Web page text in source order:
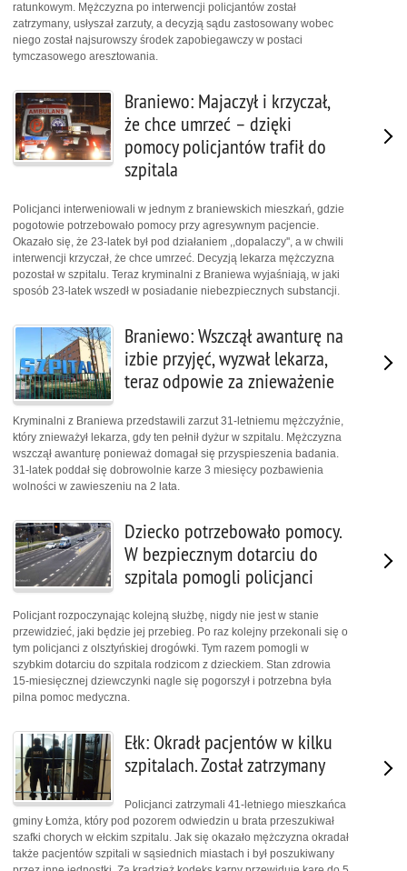
ratunkowym. Mężczyzna po interwencji policjantów został
zatrzymany, usłyszał zarzuty, a decyzją sądu zastosowany wobec
niego został najsurowszy środek zapobiegawczy w postaci
tymczasowego aresztowania.
Braniewo: Majaczył i krzyczał,
że chce umrzeć – dzięki
pomocy policjantów trafił do
szpitala
Policjanci interweniowali w jednym z braniewskich mieszkań, gdzie
pogotowie potrzebowało pomocy przy agresywnym pacjencie.
Okazało się, że 23-latek był pod działaniem ,,dopalaczy'', a w chwili
interwencji krzyczał, że chce umrzeć. Decyzją lekarza mężczyzna
pozostał w szpitalu. Teraz kryminalni z Braniewa wyjaśniają, w jaki
sposób 23-latek wszedł w posiadanie niebezpiecznych substancji.
Braniewo: Wszczął awanturę na
izbie przyjęć, wyzwał lekarza,
teraz odpowie za znieważenie
Kryminalni z Braniewa przedstawili zarzut 31-letniemu mężczyźnie,
który znieważył lekarza, gdy ten pełnił dyżur w szpitalu. Mężczyzna
wszczął awanturę ponieważ domagał się przyspieszenia badania.
31-latek poddał się dobrowolnie karze 3 miesięcy pozbawienia
wolności w zawieszeniu na 2 lata.
Dziecko potrzebowało pomocy.
W bezpiecznym dotarciu do
szpitala pomogli policjanci
Policjant rozpoczynając kolejną służbę, nigdy nie jest w stanie
przewidzieć, jaki będzie jej przebieg. Po raz kolejny przekonali się o
tym policjanci z olsztyńskiej drogówki. Tym razem pomogli w
szybkim dotarciu do szpitala rodzicom z dzieckiem. Stan zdrowia
15-miesięcznej dziewczynki nagle się pogorszył i potrzebna była
pilna pomoc medyczna.
Ełk: Okradł pacjentów w kilku
szpitalach. Został zatrzymany
Policjanci zatrzymali 41-letniego mieszkańca
gminy Łomża, który pod pozorem odwiedzin u brata przeszukiwał
szafki chorych w ełckim szpitalu. Jak się okazało mężczyzna okradał
także pacjentów szpitali w sąsiednich miastach i był poszukiwany